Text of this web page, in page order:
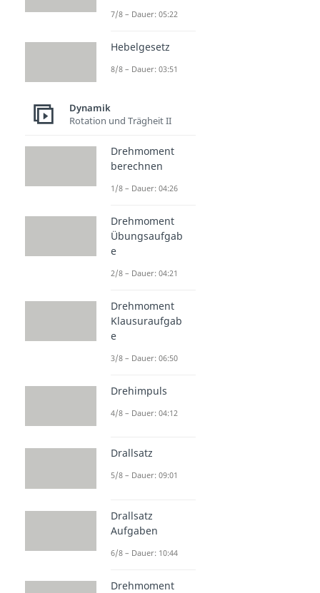
7/8 – Dauer: 05:22
Hebelgesetz
8/8 – Dauer: 03:51
Dynamik
Rotation und Trägheit II
Drehmoment
berechnen
1/8 – Dauer: 04:26
Drehmoment
Übungsaufgab
e
2/8 – Dauer: 04:21
Drehmoment
Klausuraufgab
e
3/8 – Dauer: 06:50
Drehimpuls
4/8 – Dauer: 04:12
Drallsatz
5/8 – Dauer: 09:01
Drallsatz
Aufgaben
6/8 – Dauer: 10:44
Drehmoment